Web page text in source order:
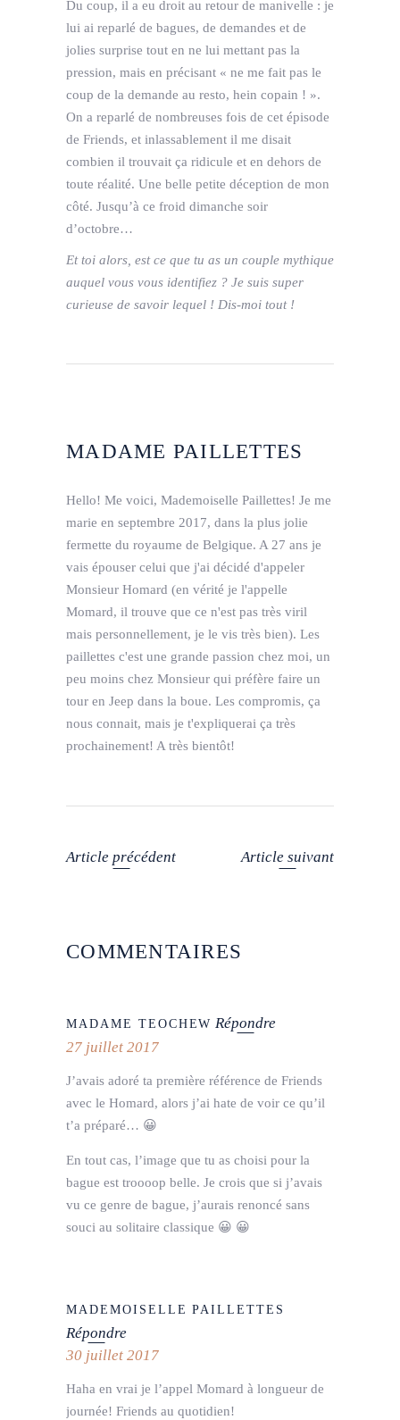
Du coup, il a eu droit au retour de manivelle : je
lui ai reparlé de bagues, de demandes et de
jolies surprise tout en ne lui mettant pas la
pression, mais en précisant « ne me fait pas le
coup de la demande au resto, hein copain ! ».
On a reparlé de nombreuses fois de cet épisode
de Friends, et inlassablement il me disait
combien il trouvait ça ridicule et en dehors de
toute réalité. Une belle petite déception de mon
côté. Jusqu’à ce froid dimanche soir
d’octobre…
Et toi alors, est ce que tu as un couple mythique
auquel vous vous identifiez ? Je suis super
curieuse de savoir lequel ! Dis-moi tout !
MADAME PAILLETTES
Hello! Me voici, Mademoiselle Paillettes! Je me
marie en septembre 2017, dans la plus jolie
fermette du royaume de Belgique. A 27 ans je
vais épouser celui que j'ai décidé d'appeler
Monsieur Homard (en vérité je l'appelle
Momard, il trouve que ce n'est pas très viril
mais personnellement, je le vis très bien). Les
paillettes c'est une grande passion chez moi, un
peu moins chez Monsieur qui préfère faire un
tour en Jeep dans la boue. Les compromis, ça
nous connait, mais je t'expliquerai ça très
prochainement! A très bientôt!
Article précédent Article suivant
COMMENTAIRES
MADAME TEOCHEW Répondre
27 juillet 2017
J’avais adoré ta première référence de Friends
avec le Homard, alors j’ai hate de voir ce qu’il
t’a préparé… 😀
En tout cas, l’image que tu as choisi pour la
bague est troooop belle. Je crois que si j’avais
vu ce genre de bague, j’aurais renoncé sans
souci au solitaire classique 😀 😀
MADEMOISELLE PAILLETTES
Répondre
30 juillet 2017
Haha en vrai je l’appel Momard à longueur de
journée! Friends au quotidien!